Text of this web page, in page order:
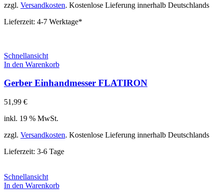
zzgl. Versandkosten. Kostenlose Lieferung innerhalb Deutschlands
Lieferzeit: 4-7 Werktage*
Schnellansicht
In den Warenkorb
Gerber Einhandmesser FLATIRON
51,99 €
inkl. 19 % MwSt.
zzgl. Versandkosten. Kostenlose Lieferung innerhalb Deutschlands
Lieferzeit: 3-6 Tage
Schnellansicht
In den Warenkorb